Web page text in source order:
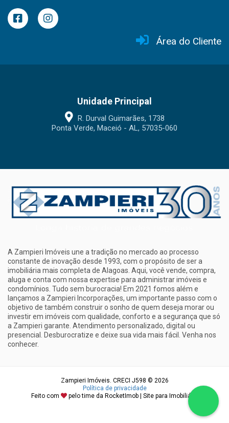
Área do Cliente
Unidade Principal
R. Durval Guimarães, 1738
Ponta Verde, Maceió - AL, 57035-060
A Zampieri Imóveis une a tradição no mercado ao processo
constante de inovação desde 1993, com o propósito de ser a
imobiliária mais completa de Alagoas. Aqui, você vende, compra,
aluga e conta com nossa expertise para administrar imóveis e
condomínios. Tudo sem burocracia! Em 2021 fomos além e
lançamos a Zampieri Incorporações, um importante passo com o
objetivo de também construir o sonho de quem deseja morar ou
investir em imóveis com qualidade, conforto e a segurança que só
a Zampieri garante. Atendimento personalizado, digital ou
presencial. Desburocratize e deixe sua vida mais fácil. Venha nos
conhecer.
Zampieri Imóveis. CRECI J598 © 2026
Política de privacidade
Feito com
pelo time da RocketImob | Site para Imobiliária